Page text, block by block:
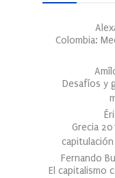
Colombia:
Desafíos y
Grecia
Fernando
El capitalismo